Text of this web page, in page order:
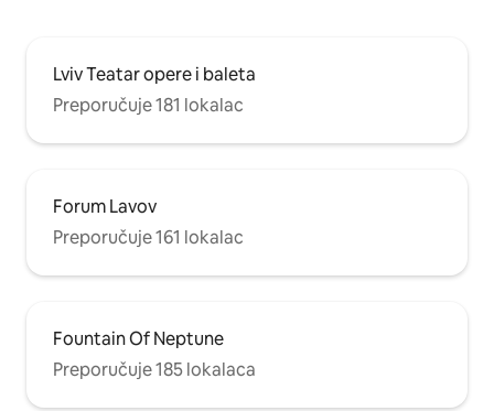
Lviv Teatar opere i baleta
Preporučuje 181 lokalac
Forum Lavov
Preporučuje 161 lokalac
Fountain Of Neptune
Preporučuje 185 lokalaca